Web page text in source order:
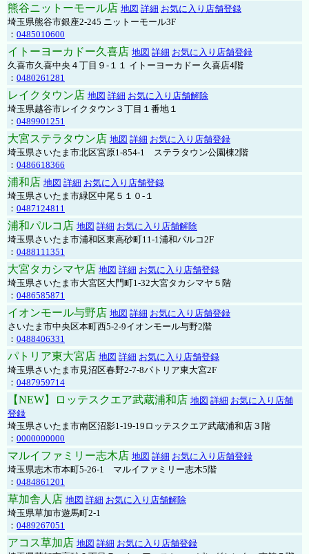
熊谷ニットーモール店 地図 詳細 お気に入り店舗登録
埼玉県熊谷市銀座2-245 ニットーモール3F
： 0485010600
イトーヨーカドー久喜店 地図 詳細 お気に入り店舗登録
久喜市久喜中央４丁目９-１１ イトーヨーカドー 久喜店4階
： 0480261281
レイクタウン店 地図 詳細 お気に入り店舗解除
埼玉県越谷市レイクタウン３丁目１番地１
： 0489901251
大宮ステラタウン店 地図 詳細 お気に入り店舗登録
埼玉県さいたま市北区宮原1-854-1 ステラタウン公園棟2階
： 0486618366
浦和店 地図 詳細 お気に入り店舗登録
埼玉県さいたま市緑区中尾５１０-１
： 0487124811
浦和パルコ店 地図 詳細 お気に入り店舗解除
埼玉県さいたま市浦和区東高砂町11-1浦和パルコ2F
： 0488111351
大宮タカシマヤ店 地図 詳細 お気に入り店舗登録
埼玉県さいたま市大宮区大門町1-32大宮タカシマヤ５階
： 0486585871
イオンモール与野店 地図 詳細 お気に入り店舗登録
さいたま市中央区本町西5-2-9イオンモール与野2階
： 0488406331
パトリア東大宮店 地図 詳細 お気に入り店舗登録
埼玉県さいたま市見沼区春野2-7-8パトリア東大宮2F
： 0487959714
【NEW】ロッテスクエア武蔵浦和店 地図 詳細 お気に入り店舗
登録
埼玉県さいたま市南区沼影1-19-19ロッテスクエア武蔵浦和店３階
： 0000000000
マルイファミリー志木店 地図 詳細 お気に入り店舗登録
埼玉県志木市本町5-26-1 マルイファミリー志木5階
： 0484861201
草加舎人店 地図 詳細 お気に入り店舗解除
埼玉県草加市遊馬町2-1
： 0489267051
アコス草加店 地図 詳細 お気に入り店舗登録